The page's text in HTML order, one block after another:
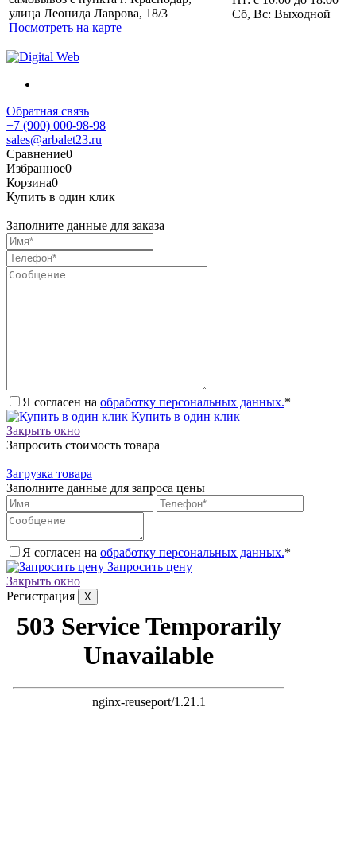
улица Леонида Лаврова, 18/3
Посмотреть на карте
Сб, Вс: Выходной
Обратная связь
+7 (900) 000-98-98
sales@arbalet23.ru
Сравнение0
Избранное0
Корзина0
Купить в один клик
Заполните данные для заказа
Я согласен на обработку персональных данных.*
Купить в один клик
Закрыть окно
Запросить стоимость товара
Загрузка товара
Заполните данные для запроса цены
Я согласен на обработку персональных данных.*
Запросить цену
Закрыть окно
Регистрация
X